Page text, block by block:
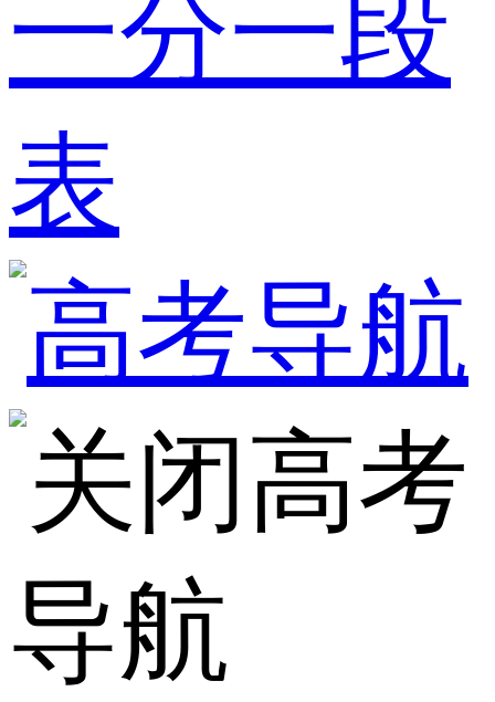
一分一段
表
高考
导航